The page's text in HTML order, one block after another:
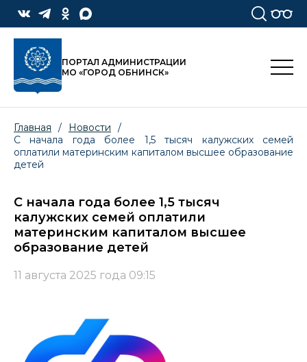
ПОРТАЛ АДМИНИСТРАЦИИ
МО «ГОРОД ОБНИНСК»
Главная / Новости
/
С начала года более 1,5 тысяч калужских семей
оплатили материнским капиталом высшее образование
детей
С начала года более 1,5 тысяч
калужских семей оплатили
материнским капиталом высшее
образование детей
11 августа 2025 года 09:15